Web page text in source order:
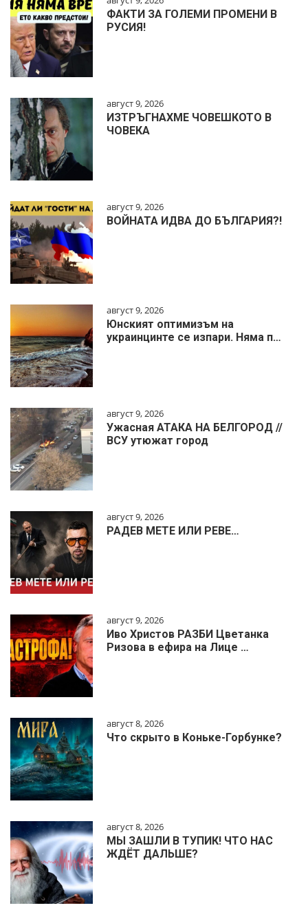
ФАКТИ ЗА ГОЛЕМИ ПРОМЕНИ В
РУСИЯ!
август 9, 2026
ИЗТРЪГНАХМЕ ЧОВЕШКОТО В
ЧОВЕКА
август 9, 2026
ВОЙНАТА ИДВА ДО БЪЛГАРИЯ?!
август 9, 2026
Юнският оптимизъм на
украинцинте се изпари. Няма п…
август 9, 2026
Ужасная АТАКА НА БЕЛГОРОД //
ВСУ утюжат город
август 9, 2026
РАДЕВ МЕТЕ ИЛИ РЕВЕ…
август 9, 2026
Иво Христов РАЗБИ Цветанка
Ризова в ефира на Лице …
август 8, 2026
Что скрыто в Коньке-Горбунке?
август 8, 2026
МЫ ЗАШЛИ В ТУПИК! ЧТО НАС
ЖДЁТ ДАЛЬШЕ?